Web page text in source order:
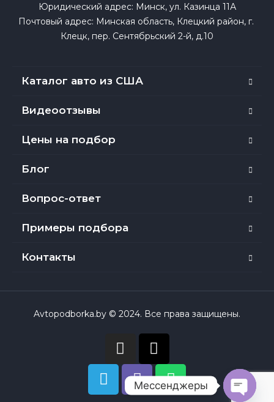
Юридический адрес: Минск, ул. Казинца 11А
Почтовый адрес: Минская область, Клецкий район, г.
Клецк, пер. Сентябрьский 2-й, д.10
Каталог авто из США
Видеоотзывы
Цены на подбор
Блог
Вопрос-ответ
Примеры подбора
Контакты
Avtopodborka.by © 2024. Все права защищены.
Мессенджеры